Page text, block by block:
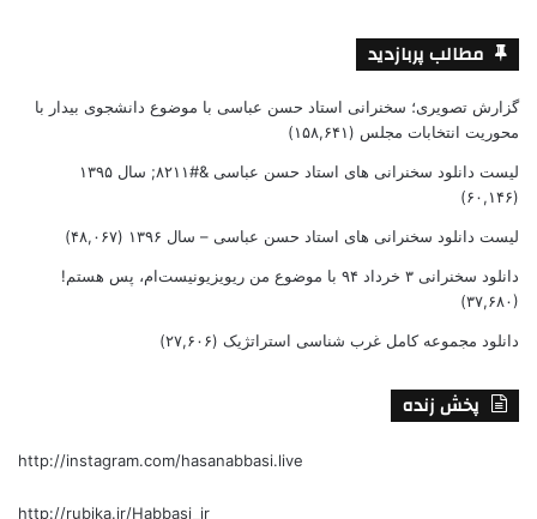
مطالب پربازدید
گزارش تصویری؛ سخنرانی استاد حسن عباسی با موضوع دانشجوی بیدار با
محوریت انتخابات مجلس (۱۵۸,۶۴۱)
لیست دانلود سخنرانی های استاد حسن عباسی &#۸۲۱۱; سال ۱۳۹۵
(۶۰,۱۴۶)
لیست دانلود سخنرانی های استاد حسن عباسی – سال ۱۳۹۶ (۴۸,۰۶۷)
دانلود سخنرانی ۳ خرداد ۹۴ با موضوع من ریویزیونیست‌ام، پس هستم!
(۳۷,۶۸۰)
دانلود مجموعه کامل غرب شناسی استراتژیک (۲۷,۶۰۶)
پخش زنده
http://instagram.com/hasanabbasi.live
http://rubika.ir/Habbasi_ir